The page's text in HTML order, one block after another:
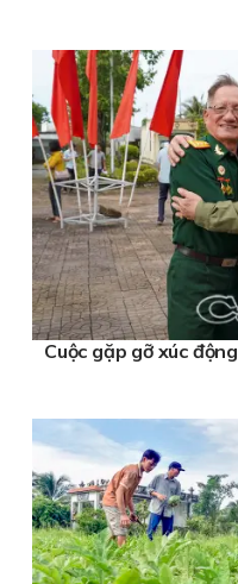
Cuộc gặp gỡ xúc động